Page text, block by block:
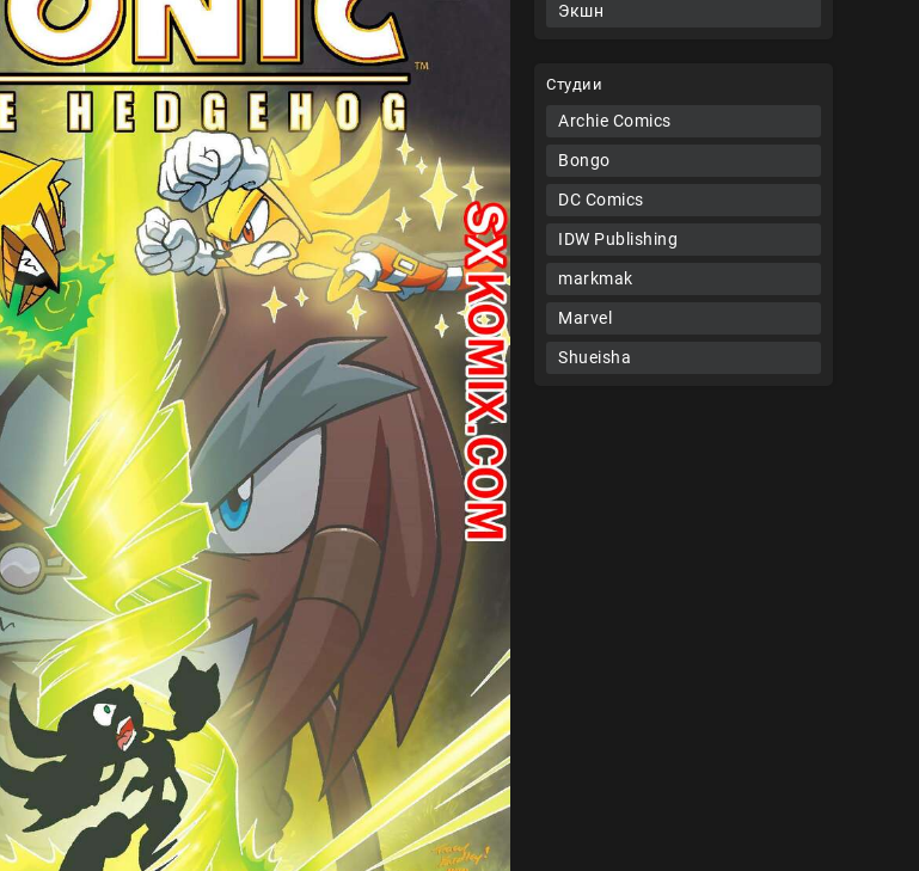
Экшн
Студии
Archie Comics
Bongo
DC Comics
IDW Publishing
markmak
Marvel
Shueisha